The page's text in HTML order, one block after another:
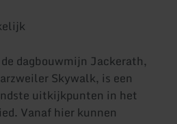
dagbouwmijn Jackerath,
Skywalk, is een
uitkijkpunten in het
Vanaf hier kunnen